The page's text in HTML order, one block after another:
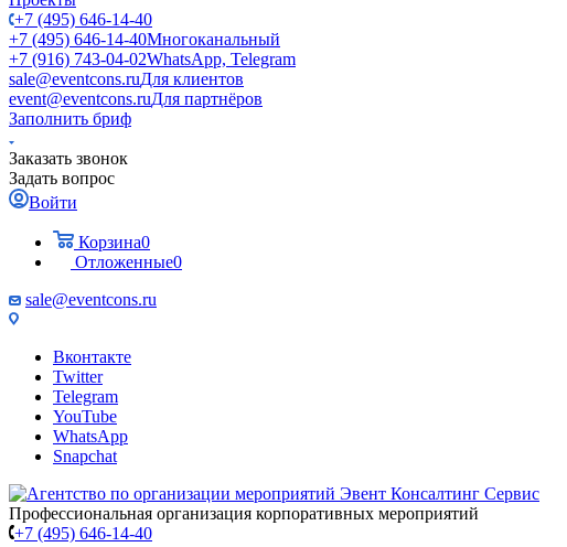
+7 (495) 646-14-40
+7 (495) 646-14-40Многоканальный
+7 (916) 743-04-02WhatsApp, Telegram
sale@eventcons.ruДля клиентов
event@eventcons.ruДля партнёров
Заполнить бриф
Заказать звонок
Задать вопрос
Войти
Корзина0
Отложенные0
sale@eventcons.ru
Вконтакте
Twitter
Telegram
YouTube
WhatsApp
Snapchat
Профессиональная организация корпоративных мероприятий
+7 (495) 646-14-40